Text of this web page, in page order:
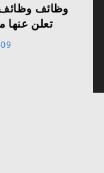
وظائف وظائف
تعلن